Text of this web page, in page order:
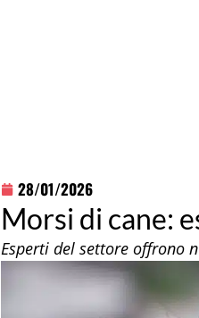
28/01/2026
Morsi di cane:
Esperti del settore offrono